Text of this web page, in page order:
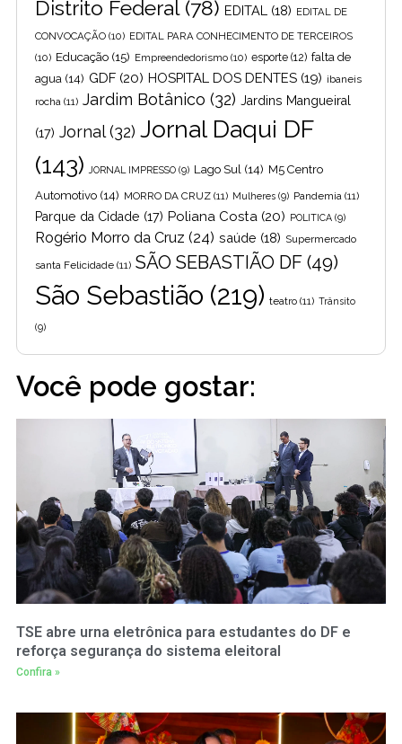
Distrito Federal(78) EDITAL (18) EDITAL DE
CONVOCAÇÃO (10) EDITAL PARA CONHECIMENTO DE TERCEIROS
(10) Educação (15) Empreendedorismo (10) esporte (12) falta de
agua (14) GDF (20) HOSPITAL DOS DENTES (19) ibaneis
rocha (11) Jardim Botânico (32) Jardins Mangueiral
(17) Jornal(32) Jornal Daqui DF
(143)
JORNAL IMPRESSO (9) Lago Sul (14) M5 Centro
Automotivo (14) MORRO DA CRUZ (11) Mulheres (9) Pandemia (11)
Parque da Cidade (17) Poliana Costa (20) POLITICA (9)
Rogério Morro da Cruz (24) saúde (18) Supermercado
santa Felicidade (11) SÃO SEBASTIÃO DF (49)
São Sebastião (219) teatro (11) Trânsito
(9)
Você pode gostar:
TSE abre urna eletrônica para estudantes do DF e
reforça segurança do sistema eleitoral
Confira »